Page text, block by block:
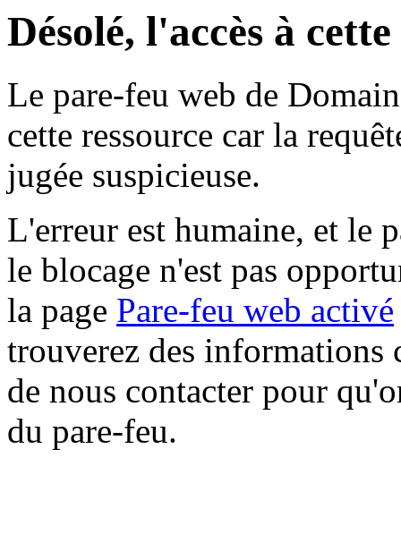
Désolé, l'accès à
Le pare-feu web de
cette ressource car la
jugée suspicieuse.
L'erreur est humaine, et le
le blocage n'est pas
la page Pare-feu web activé
trouverez des informations
de nous contacter pour
du pare-feu.